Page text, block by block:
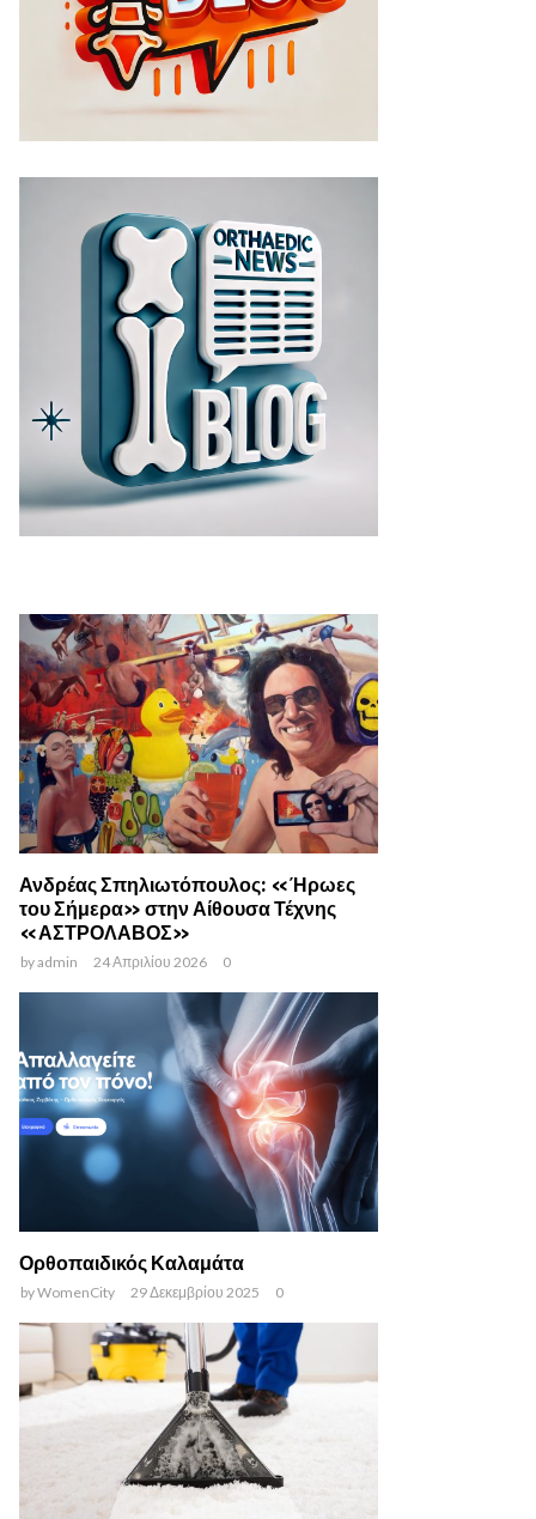
Ανδρέας Σπηλιωτόπουλος: «Ήρωες
του Σήμερα» στην Αίθουσα Τέχνης
«ΑΣΤΡΟΛΑΒΟΣ»
byadmin 24 Απριλίου 2026 0
Ορθοπαιδικός Καλαμάτα
byWomenCity 29 Δεκεμβρίου 2025 0